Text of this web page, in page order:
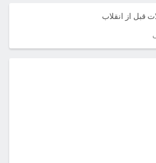
قبل از انقلاب